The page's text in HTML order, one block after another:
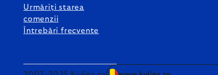
Urmăriți starea
comenzii
Întrebări frecvente